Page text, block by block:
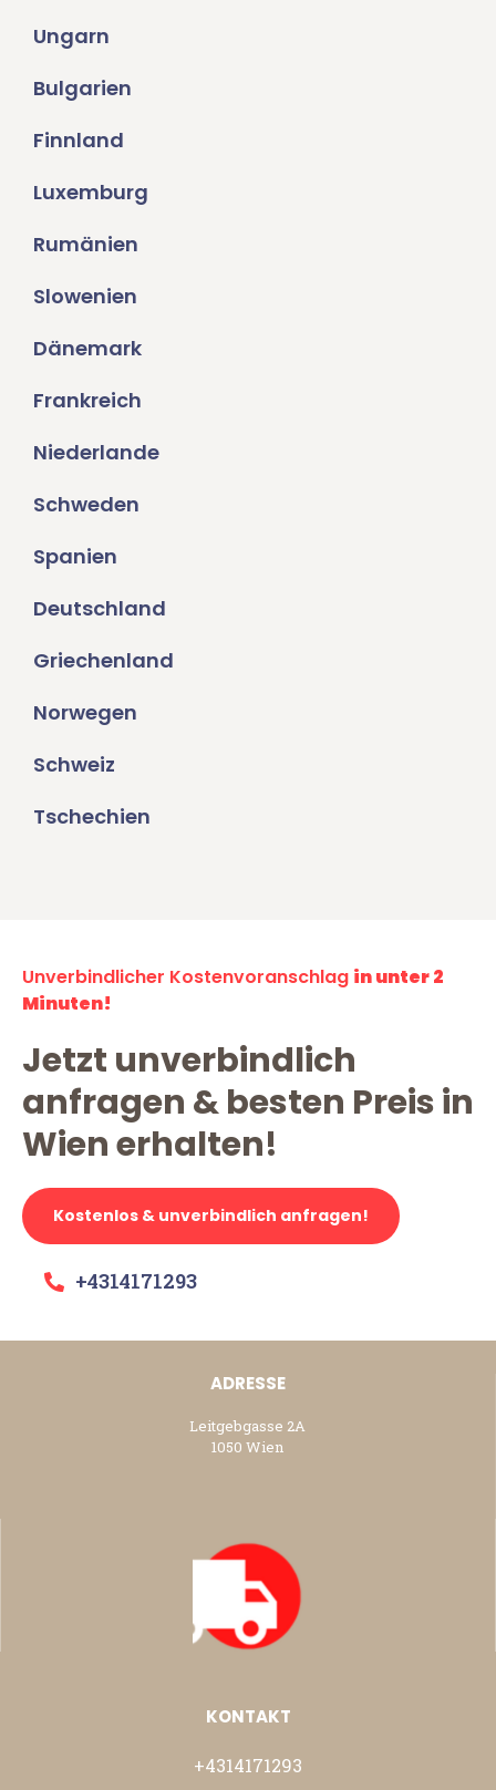
Ungarn
Bulgarien
Finnland
Luxemburg
Rumänien
Slowenien
Dänemark
Frankreich
Niederlande
Schweden
Spanien
Deutschland
Griechenland
Norwegen
Schweiz
Tschechien
Unverbindlicher Kostenvoranschlag in unter 2
Minuten!
Jetzt unverbindlich
anfragen & besten Preis in
Wien erhalten!
Kostenlos & unverbindlich anfragen!
+4314171293
ADRESSE
Leitgebgasse 2A
1050 Wien
KONTAKT
+4314171293